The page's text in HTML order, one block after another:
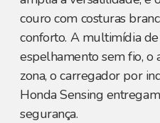
couro com costuras
conforto. A multimídia de
espelhamento sem fio,
zona, o carregador por
Honda Sensing
segurança.